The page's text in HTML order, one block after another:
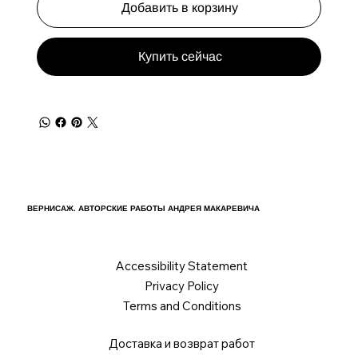
Добавить в корзину
Купить сейчас
ВЕРНИСАЖ. АВТОРСКИЕ РАБОТЫ АНДРЕЯ МАКАРЕВИЧА
Accessibility Statement
Privacy Policy
Terms and Conditions
Доставка и возврат работ